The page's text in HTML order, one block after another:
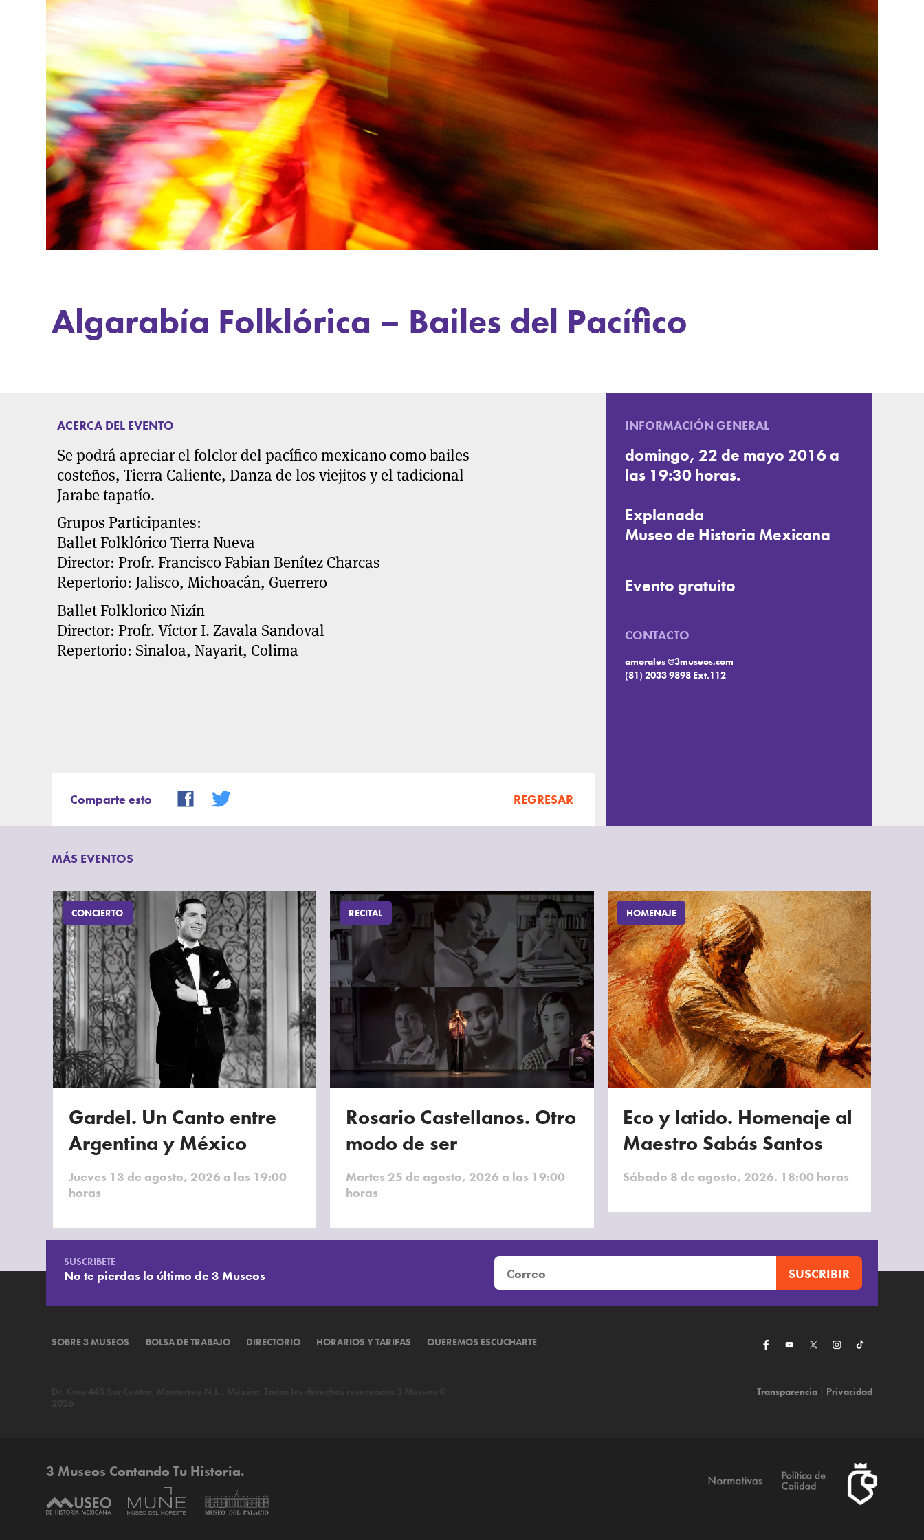
Algarabía Folklórica – Bailes del Pacífico
ACERCA DEL EVENTO
Se podrá apreciar el folclor del pacífico mexicano como bailes
costeños, Tierra Caliente, Danza de los viejitos y el tadicional
Jarabe tapatío.
Grupos Participantes:
Ballet Folklórico Tierra Nueva
Director: Profr. Francisco Fabian Benítez Charcas
Repertorio: Jalisco, Michoacán, Guerrero
Ballet Folklorico Nizín
Director: Profr. Víctor I. Zavala Sandoval
Repertorio: Sinaloa, Nayarit, Colima
Comparte esto REGRESAR
INFORMACIÓN GENERAL
domingo, 22 de mayo 2016 a
las 19:30 horas.
Explanada
Museo de Historia Mexicana
Evento gratuito
CONTACTO
amorales @3museos.com
(81) 2033 9898 Ext.112
MÁS EVENTOS
CONCIERTO
Gardel. Un Canto entre
Argentina y México
Jueves 13 de agosto, 2026 a las 19:00
horas
RECITAL
Rosario Castellanos. Otro
modo de ser
Martes 25 de agosto, 2026 a las 19:00
horas
HOMENAJE
Eco y latido. Homenaje al
Maestro Sabás Santos
Sábado 8 de agosto, 2026. 18:00 horas
SUSCRIBETE
No te pierdas lo último de 3 Museos
SOBRE 3 MUSEOS BOLSA DE TRABAJO DIRECTORIO HORARIOS Y TARIFAS QUEREMOS ESCUCHARTE
Transparencia| Privacidad
3 Museos Contando Tu Historia.